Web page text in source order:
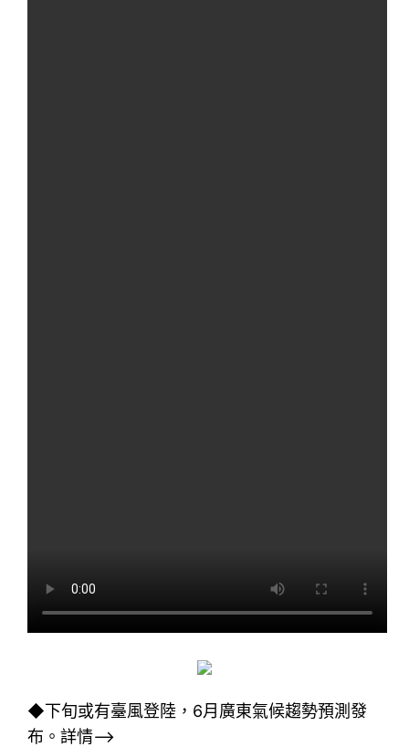
◆下旬或有臺風登陸，6月廣東氣候趨勢預測發
布。詳情–>